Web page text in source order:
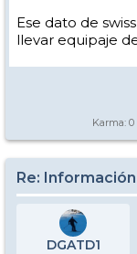
Ese dato de
llevar equipaje
Karma: 0
Re:
DGATD1